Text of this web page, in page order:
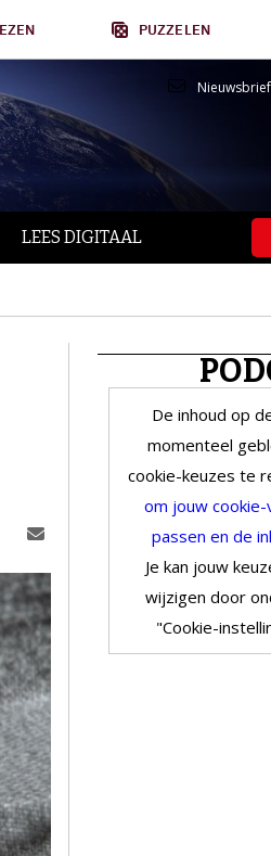
PUZZELEN
Nieuwsbrief
LEES DIGITAAL
De inhoud op
momenteel
cookie-keuzes te
om jouw
passen en de
Je kan jouw
wijzigen door
"Cookie-